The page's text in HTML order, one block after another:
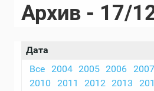
Архив - 17/
Дата
Все
2004 2005 2006 2007
2010
2011 2012 2013